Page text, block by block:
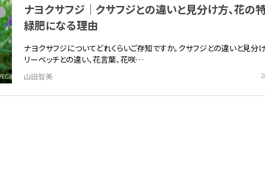
ナヨクサフジ｜クサフジとの違いと見分け方、花の
緑肥になる理由
ナヨクサフジについてどれくらいご存知ですか。クサフジとの違いと見分
リーベッチとの違い、花言葉、花咲…
山田智美